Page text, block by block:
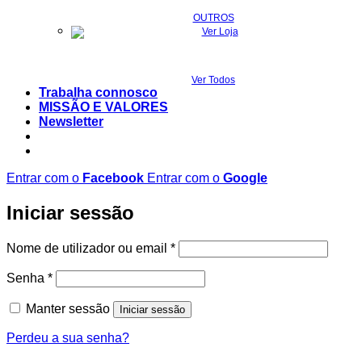
OUTROS
Ver Todos
Trabalha connosco
MISSÃO E VALORES
Newsletter
Entrar com o Facebook Entrar com o Google
Iniciar sessão
Nome de utilizador ou email *Obrigatório
Senha *Obrigatório
Manter sessão Iniciar sessão
Perdeu a sua senha?